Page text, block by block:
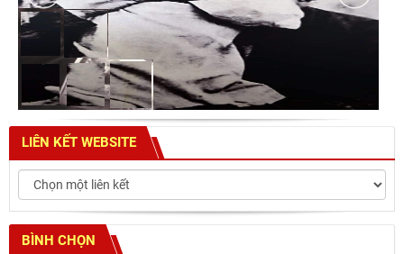
LIÊN KẾT WEBSITE
BÌNH CHỌN